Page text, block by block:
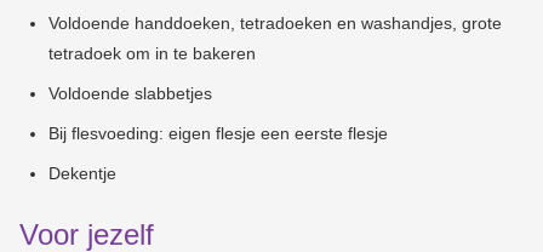
Voldoende handdoeken, tetradoeken en washandjes, grote
tetradoek om in te bakeren
Voldoende slabbetjes
Bij flesvoeding: eigen flesje een eerste flesje
Dekentje
Voor jezelf